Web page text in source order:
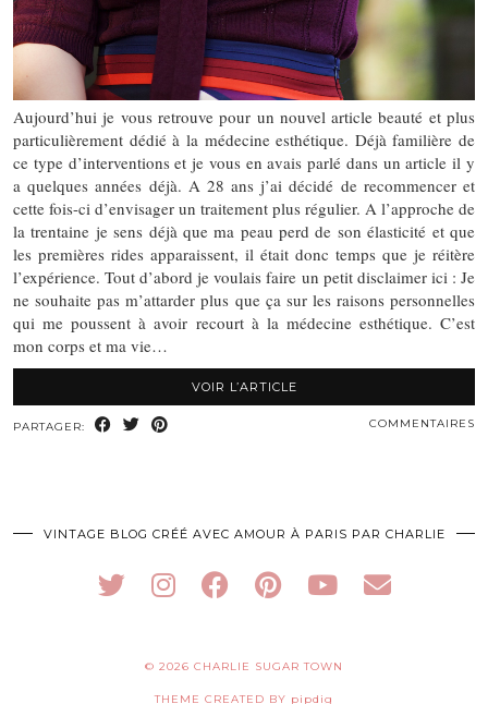
Aujourd’hui je vous retrouve pour un nouvel article beauté et plus
particulièrement dédié à la médecine esthétique. Déjà familière de
ce type d’interventions et je vous en avais parlé dans un article il y
a quelques années déjà. A 28 ans j’ai décidé de recommencer et
cette fois-ci d’envisager un traitement plus régulier. A l’approche de
la trentaine je sens déjà que ma peau perd de son élasticité et que
les premières rides apparaissent, il était donc temps que je réitère
l’expérience. Tout d’abord je voulais faire un petit disclaimer ici : Je
ne souhaite pas m’attarder plus que ça sur les raisons personnelles
qui me poussent à avoir recourt à la médecine esthétique. C’est
mon corps et ma vie…
VOIR L’ARTICLE
PARTAGER: COMMENTAIRES
VINTAGE BLOG CRÉÉ AVEC AMOUR À PARIS PAR CHARLIE
© 2026 CHARLIE SUGAR TOWN
THEME CREATED BY pipdig